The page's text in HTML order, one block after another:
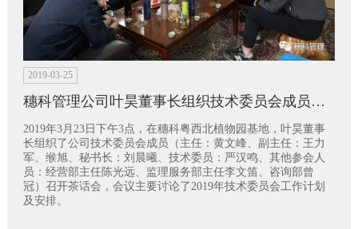
2019-03-25
穗科管理公司叶昊董事长组织技术委员会成员在穗科植物园召开茶话会
2019年3月23日下午3点，在穗科粤西北植物园基地，叶昊董事
长组织了公司技术委员会成员（主任：黄文峰、副主任：王力
军、缑旭、秘书长：刘晨曦、技术委员：严汉鸣、其他参会人
员：经营部主任陈光远、监理服务部主任李文笛、咨询部曾
冠）召开茶话会，会议主要讨论了2019年技术委员会工作计划
及安排。